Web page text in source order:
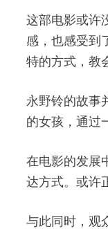
这部电影或许
感，也感受到
特的方式，教
永野铃的故事
的女孩，通过
在电影的发展
达方式。或许
与此同时，观